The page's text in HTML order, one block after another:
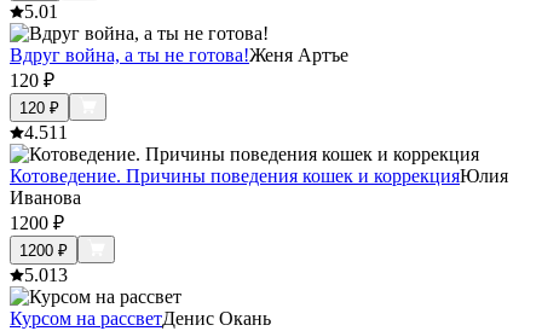
5.01
Вдруг война, а ты не готова!Женя Артъе
120 ₽
120 ₽
4.511
Котоведение. Причины поведения кошек и коррекцияЮлия
Иванова
1200 ₽
1200 ₽
5.013
Курсом на рассветДенис Окань